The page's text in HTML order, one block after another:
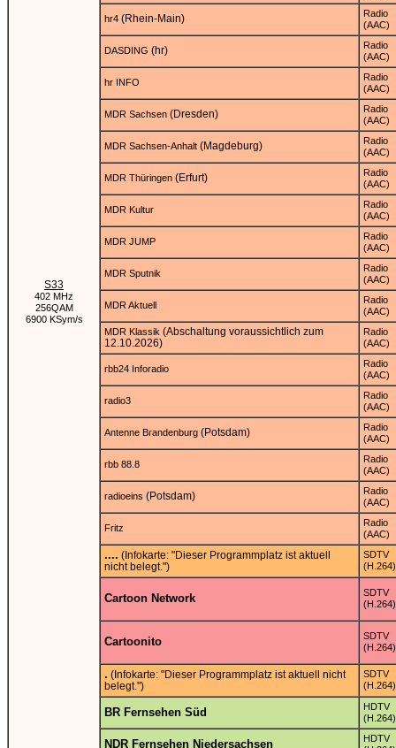
S33
402 MHz
256QAM
6900 KSym/s
hr4 (Rhein-Main)
Radio
(AAC)
DASDING (hr)
Radio
(AAC)
hr INFO
Radio
(AAC)
MDR Sachsen (Dresden)
Radio
(AAC)
MDR Sachsen-Anhalt (Magdeburg)
Radio
(AAC)
MDR Thüringen (Erfurt)
Radio
(AAC)
MDR Kultur
Radio
(AAC)
MDR JUMP
Radio
(AAC)
MDR Sputnik
Radio
(AAC)
MDR Aktuell
Radio
(AAC)
MDR Klassik (Abschaltung voraussichtlich zum
12.10.2026)
Radio
(AAC)
rbb24 Inforadio
Radio
(AAC)
radio3
Radio
(AAC)
Antenne Brandenburg (Potsdam)
Radio
(AAC)
rbb 88.8
Radio
(AAC)
radioeins (Potsdam)
Radio
(AAC)
Fritz
Radio
(AAC)
.... (Infokarte: "Dieser Programmplatz ist aktuell
nicht belegt.")
SDTV
(H.264)
Cartoon Network
SDTV
(H.264)
Cartoonito
SDTV
(H.264)
. (Infokarte: "Dieser Programmplatz ist aktuell nicht
belegt.")
SDTV
(H.264)
BR Fernsehen Süd
HDTV
(H.264)
NDR Fernsehen Niedersachsen
HDTV